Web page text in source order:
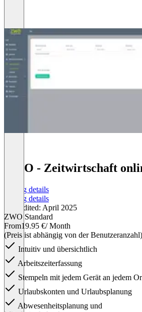
ZWO - Zeitwirtschaft
Pricing details
Pricing details
Last edited: April 2025
ZWO Standard
From19.95 €/ Month
(Preis ist abhängig von der Benutzeranzahl)
Intuitiv und übersichtlich
Arbeitszeiterfassung
Stempeln mit jedem Gerät an jedem
Urlaubskonten und Urlaubsplanung
Abwesenheitsplanung und